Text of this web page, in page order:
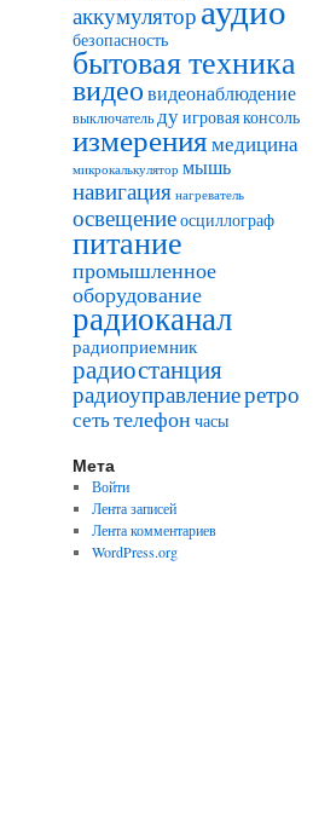
аккумулятор аудио
безопасность
бытовая техника
видеовидеонаблюдение
выключательдуигровая консоль
измерениямедицина
микрокалькулятор мышь
навигация нагреватель
освещениеосциллограф
питание
промышленное
оборудование
радиоканал
радиоприемник
радиостанция
радиоуправлениеретро
сетьтелефон часы
Мета
Войти
Лента записей
Лента комментариев
WordPress.org